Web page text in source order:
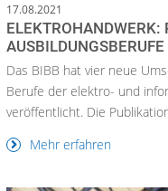
17.08.2021
ELEKTROHANDWERK:
AUSBILDUNGSBERUFE
Das BIBB hat vier neue
Berufe der elektro- und
veröffentlicht. Die
Mehr erfahren